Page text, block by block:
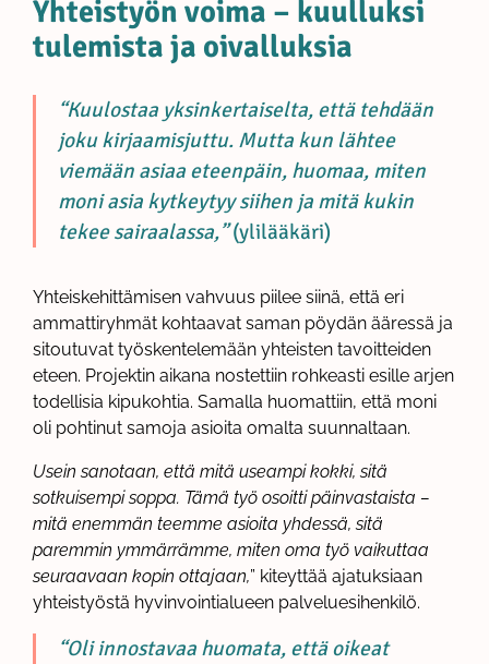
Yhteistyön voima – kuulluksi
tulemista ja oivalluksia
“Kuulostaa yksinkertaiselta, että tehdään
joku kirjaamisjuttu. Mutta kun lähtee
viemään asiaa eteenpäin, huomaa, miten
moni asia kytkeytyy siihen ja mitä kukin
tekee sairaalassa,”(ylilääkäri)
Yhteiskehittämisen vahvuus piilee siinä, että eri
ammattiryhmät kohtaavat saman pöydän ääressä ja
sitoutuvat työskentelemään yhteisten tavoitteiden
eteen. Projektin aikana nostettiin rohkeasti esille arjen
todellisia kipukohtia. Samalla huomattiin, että moni
oli pohtinut samoja asioita omalta suunnaltaan.
Usein sanotaan, että mitä useampi kokki, sitä
sotkuisempi soppa. Tämä työ osoitti päinvastaista –
mitä enemmän teemme asioita yhdessä, sitä
paremmin ymmärrämme, miten oma työ vaikuttaa
seuraavaan kopin ottajaan,” kiteyttää ajatuksiaan
yhteistyöstä hyvinvointialueen palveluesihenkilö.
“Oli innostavaa huomata, että oikeat